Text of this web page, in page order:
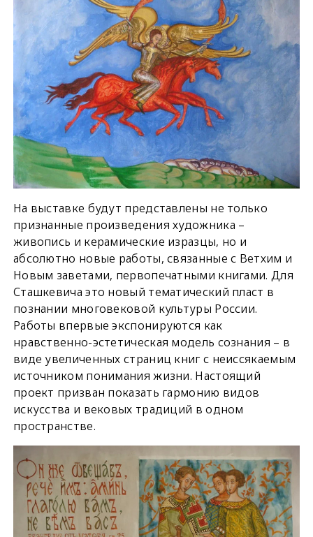
На выставке будут представлены не только
признанные произведения художника –
живопись и керамические изразцы, но и
абсолютно новые работы, связанные с Ветхим и
Новым заветами, первопечатными книгами. Для
Сташкевича это новый тематический пласт в
познании многовековой культуры России.
Работы впервые экспонируются как
нравственно-эстетическая модель сознания – в
виде увеличенных страниц книг с неиссякаемым
источником понимания жизни. Настоящий
проект призван показать гармонию видов
искусства и вековых традиций в одном
пространстве.